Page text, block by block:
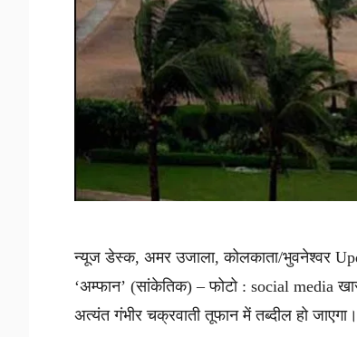
न्यूज डेस्क, अमर उजाला, कोलकाता/भुवनेश्वर
‘अम्फान’ (सांकेतिक) – फोटो : social media
अत्यंत गंभीर चक्रवाती तूफान में तब्दील हो